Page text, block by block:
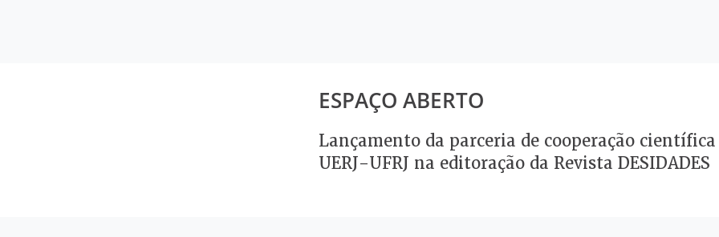
ESPAÇO ABERTO
Lançamento da parceria de cooperação científica
UERJ-UFRJ na editoração da Revista DESIDADES